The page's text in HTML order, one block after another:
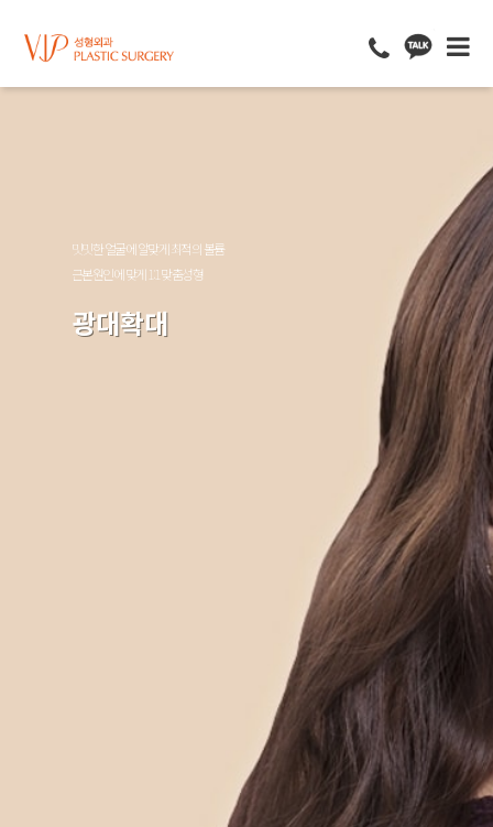
밋밋한 얼굴에 알맞게 최적의 볼륨
근본원인에 맞게 1:1 맞춤성형
광대확대